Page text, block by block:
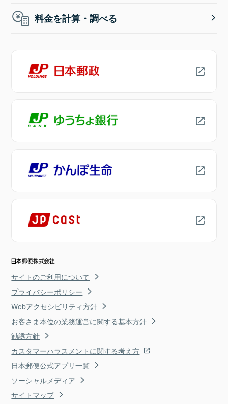
料金を計算・調べる
サイトのご利用について
プライバシーポリシー
Webアクセシビリティ方針
お客さま本位の業務運営に関する基本方針
勧誘方針
カスタマーハラスメントに関する考え方
日本郵便公式アプリ一覧
ソーシャルメディア
サイトマップ